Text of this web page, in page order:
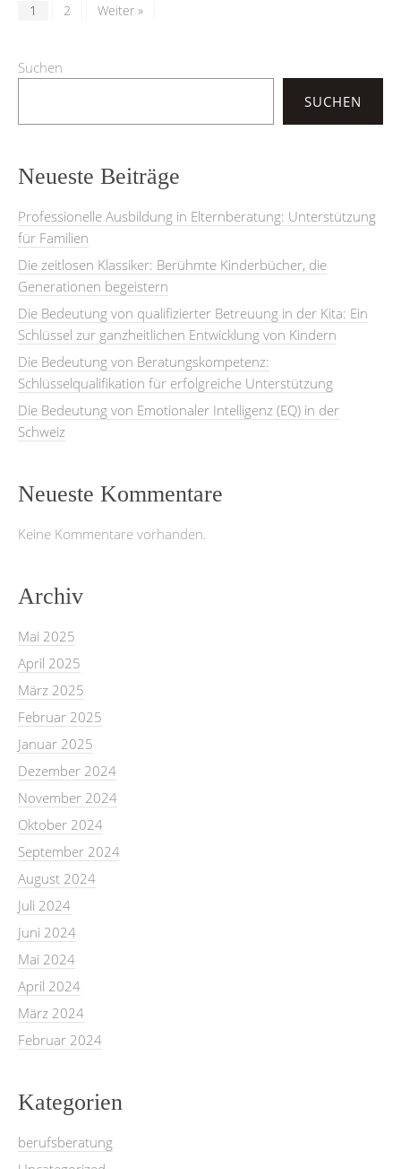
1 2 Weiter »
Suchen
SUCHEN
Neueste Beiträge
Professionelle Ausbildung in Elternberatung: Unterstützung
für Familien
Die zeitlosen Klassiker: Berühmte Kinderbücher, die
Generationen begeistern
Die Bedeutung von qualifizierter Betreuung in der Kita: Ein
Schlüssel zur ganzheitlichen Entwicklung von Kindern
Die Bedeutung von Beratungskompetenz:
Schlüsselqualifikation für erfolgreiche Unterstützung
Die Bedeutung von Emotionaler Intelligenz (EQ) in der
Schweiz
Neueste Kommentare
Keine Kommentare vorhanden.
Archiv
Mai 2025
April 2025
März 2025
Februar 2025
Januar 2025
Dezember 2024
November 2024
Oktober 2024
September 2024
August 2024
Juli 2024
Juni 2024
Mai 2024
April 2024
März 2024
Februar 2024
Kategorien
berufsberatung